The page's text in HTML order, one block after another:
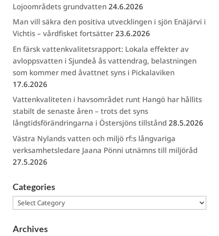
Lojoområdets grundvatten 24.6.2026
Man vill säkra den positiva utvecklingen i sjön Enäjärvi i
Vichtis – vårdfisket fortsätter 23.6.2026
En färsk vattenkvalitetsrapport: Lokala effekter av
avloppsvatten i Sjundeå ås vattendrag, belastningen
som kommer med åvattnet syns i Pickalaviken
17.6.2026
Vattenkvaliteten i havsområdet runt Hangö har hållits
stabilt de senaste åren – trots det syns
långtidsförändringarna i Östersjöns tillstånd 28.5.2026
Västra Nylands vatten och miljö rf:s långvariga
verksamhetsledare Jaana Pönni utnämns till miljöråd
27.5.2026
Categories
Categories
Archives